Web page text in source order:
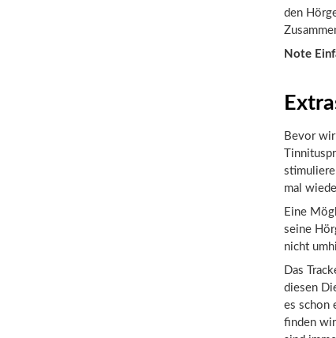
den
Note
Bevor
mal
Eine
seine
nicht
Das
diesen
es schon
finden